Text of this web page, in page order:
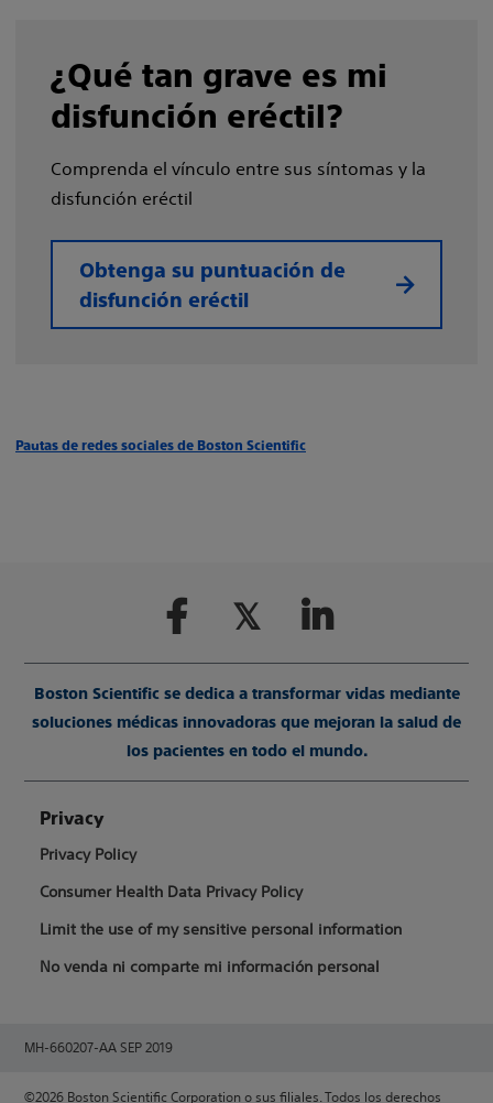
¿Qué tan grave es mi
disfunción eréctil?
Comprenda el vínculo entre sus síntomas y la
disfunción eréctil
Obtenga su puntuación de
disfunción eréctil
Pautas de redes sociales de Boston Scientific
Boston Scientific se dedica a transformar vidas mediante
soluciones médicas innovadoras que mejoran la salud de
los pacientes en todo el mundo.
Privacy
Privacy Policy
Consumer Health Data Privacy Policy
Limit the use of my sensitive personal information
No venda ni comparte mi información personal
MH-660207-AA SEP 2019
©2026 Boston Scientific Corporation o sus filiales. Todos los derechos